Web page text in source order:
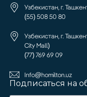
Узбекистан, г.
(55) 508 50 80
Узбекистан, г.
City Mall)
(77) 769 69 09
Info@homilton.uz
Подписаться на